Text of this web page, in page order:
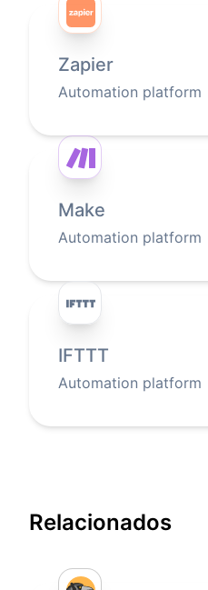
Zapier
Automation platform
Make
Automation platform
IFTTT
Automation platform
Relacionados